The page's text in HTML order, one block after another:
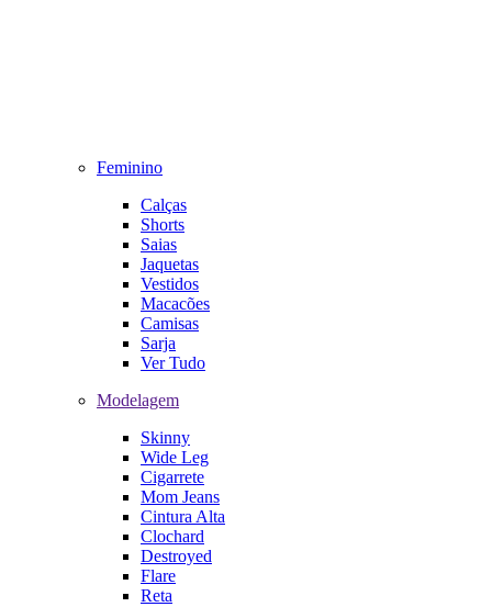
Feminino
Calças
Shorts
Saias
Jaquetas
Vestidos
Macacões
Camisas
Sarja
Ver Tudo
Modelagem
Skinny
Wide Leg
Cigarrete
Mom Jeans
Cintura Alta
Clochard
Destroyed
Flare
Reta